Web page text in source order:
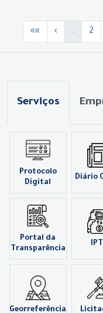
«« ‹ . 2
Serviços
Protocolo
Digital
Diário
Portal da
Transparência
Georreferência